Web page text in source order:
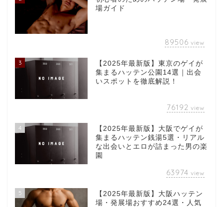
場ガイド
89506 view
3
【2025年最新版】東京のゲイが
集まるハッテン公園14選｜出会
いスポットを徹底解説！
76192 view
4
【2025年最新版】大阪でゲイが
集まるハッテン銭湯5選・リアル
な出会いとエロが詰まった男の楽
園
63974 view
5
【2025年最新版】大阪ハッテン
場・発展場おすすめ24選・人気